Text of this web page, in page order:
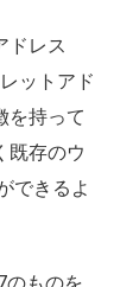
ドレス
ットアド
を持って
既存のウ
できるよ